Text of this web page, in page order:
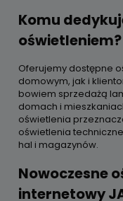
Komu
oświetleniem?
Oferujemy dostępne
domowym, jak i
bowiem sprzedażą
domach i
oświetlenia
oświetlenia
hal i magazynów.
Nowoczesne
internetowy